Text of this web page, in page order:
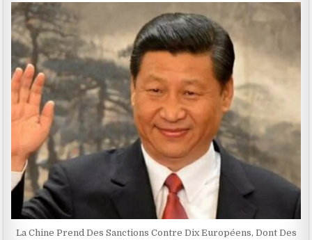
La Chine Prend Des Sanctions Contre Dix Européens, Dont Des